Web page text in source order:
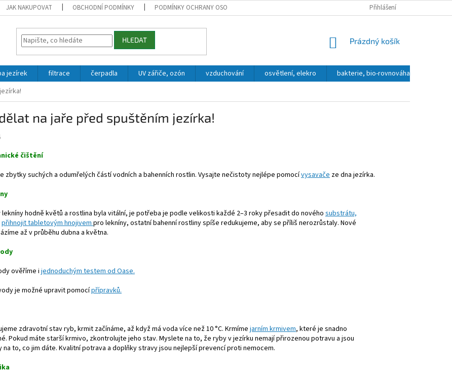
JAK NAKUPOVAT OBCHODNÍ PODMÍNKY PODMÍNKY OCHRANY OSOBNÍCH ÚDAJŮ KONTAKT, OTEVÍRACÍ DOBA
Přihlášení
HLEDAT
NÁKUPNÍ
Prázdný košík
jezírek filtrace čerpadla UV zářiče, ozón vzduchování osvětlení, elekro bakterie, bio-rovnováha
na jaře před spuštěním jezírka!
čištění
zbytky suchých a odumřelých částí vodních a bahenních rostlin. Vysajte nečistoty nejlépe pomocívysavače ze dna jezírka.
lekníny hodně květů a rostlina byla vitální, je potřeba je podle velikosti každé 2–3 roky přesadit do nového substrátu,
přihnojit tabletovým hnojivem pro lekníny, ostatní bahenní rostliny spíše redukujeme, aby se příliš nerozrůstaly. Nové
až v průběhu dubna a května.
ověříme i jednoduchým testem od Oase.
je možné upravit pomocípřípravků.
zdravotní stav ryb, krmit začínáme, až když má voda více než 10 °C. Krmíme jarním krmivem, které je snadno
Pokud máte starší krmivo, zkontrolujte jeho stav. Myslete na to, že ryby v jezírku nemají přirozenou potravu a jsou
na to, co jim dáte. Kvalitní potrava a doplňky stravy jsou nejlepší prevencí proti nemocem.